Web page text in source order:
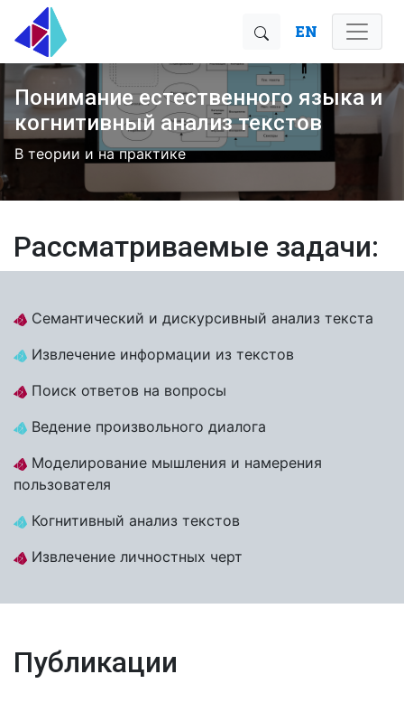
EN
Понимание естественного языка и
когнитивный анализ текстов
В теории и на практике
Рассматриваемые задачи:
Семантический и дискурсивный анализ текста
Извлечение информации из текстов
Поиск ответов на вопросы
Ведение произвольного диалога
Моделирование мышления и намерения
пользователя
Когнитивный анализ текстов
Извлечение личностных черт
Публикации